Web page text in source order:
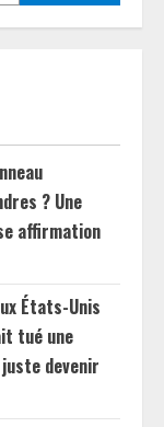
? Une
affirmation
États-Unis
tué une
devenir